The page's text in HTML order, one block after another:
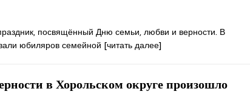
посвящённый Дню семьи, любви и верности. В
юбиляров семейной [читать далее]
в Хорольском округе произошло